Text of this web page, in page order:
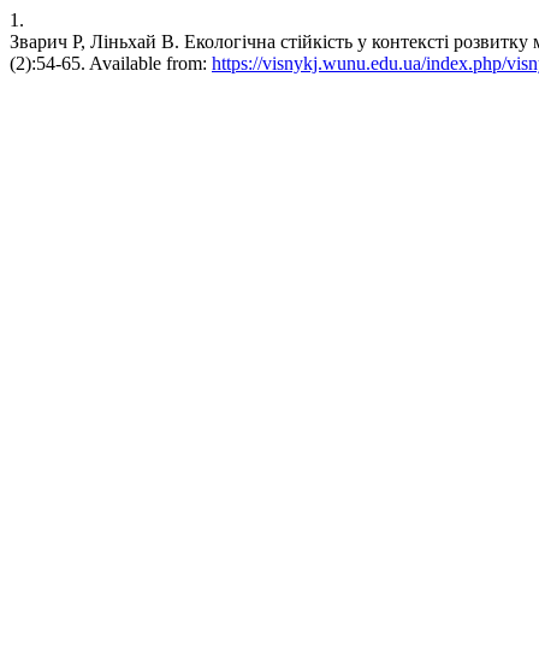
1.
Зварич Р, Ліньхай В. Екологічна стійкість у контексті
(2):54-65. Available from: https://visnykj.wunu.edu.ua/index.php/